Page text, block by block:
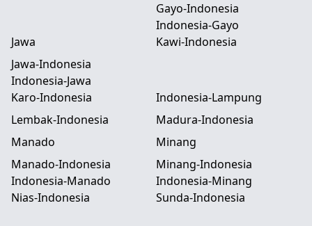
Gayo-Indonesia
Indonesia-Gayo
Jawa
Jawa-Indonesia
Indonesia-Jawa
Kawi-Indonesia
Karo-Indonesia
Indonesia-Lampung
Lembak-Indonesia
Madura-Indonesia
Manado
Manado-Indonesia
Indonesia-Manado
Minang
Minang-Indonesia
Indonesia-Minang
Nias-Indonesia
Sunda-Indonesia